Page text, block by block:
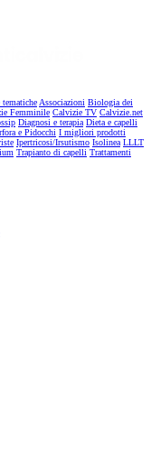
tematicheAssociazioni Biologia dei
Femminile Calvizie TV Calvizie.net
Diagnosi e terapia Dieta e capelli
e Pidocchi I migliori prodotti
Ipertricosi/Irsutismo Isolinea LLLT
Trapianto di capelli Trattamenti